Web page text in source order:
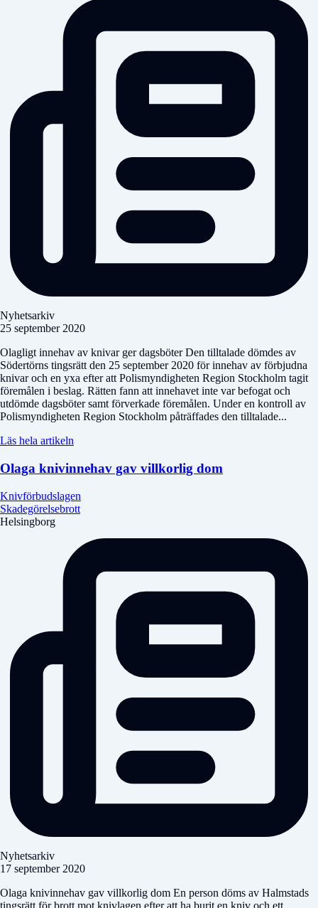
Nyhetsarkiv
25 september 2020
Olagligt innehav av knivar ger dagsböter Den tilltalade dömdes av
Södertörns tingsrätt den 25 september 2020 för innehav av förbjudna
knivar och en yxa efter att Polismyndigheten Region Stockholm tagit
föremålen i beslag. Rätten fann att innehavet inte var befogat och
utdömde dagsböter samt förverkade föremålen. Under en kontroll av
Polismyndigheten Region Stockholm påträffades den tilltalade...
Läs hela artikeln
Olaga knivinnehav gav villkorlig dom
Knivförbudslagen
Skadegörelsebrott
Helsingborg
Nyhetsarkiv
17 september 2020
Olaga knivinnehav gav villkorlig dom En person döms av Halmstads
tingsrätt för brott mot knivlagen efter att ha burit en kniv och ett